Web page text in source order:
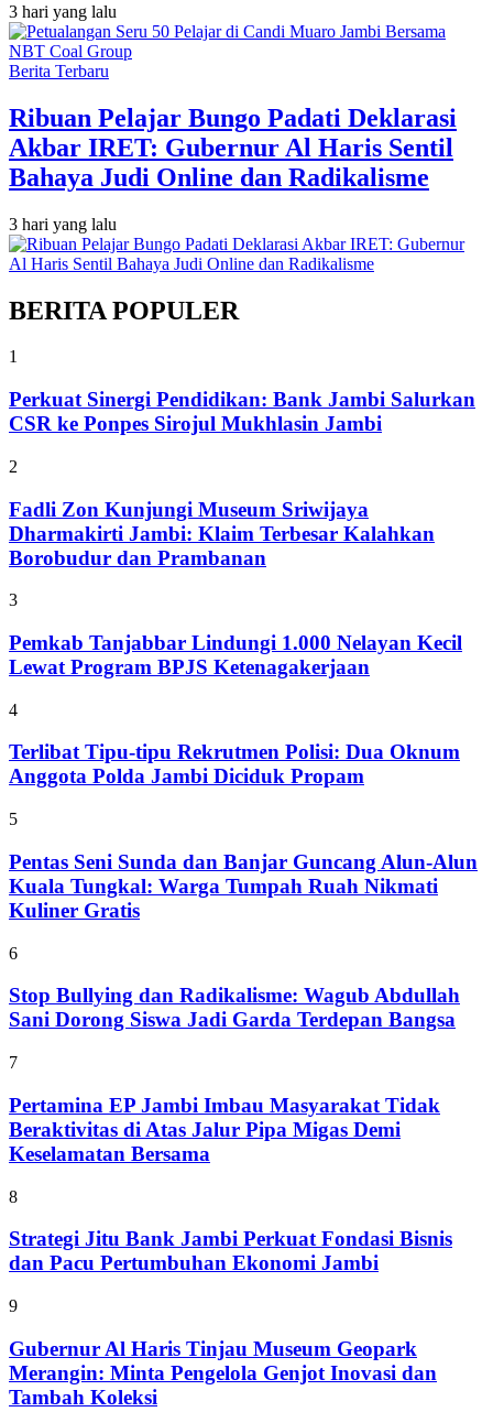
3 hari yang lalu
Berita Terbaru
Ribuan Pelajar Bungo Padati Deklarasi
Akbar IRET: Gubernur Al Haris Sentil
Bahaya Judi Online dan Radikalisme
3 hari yang lalu
BERITA POPULER
1
Perkuat Sinergi Pendidikan: Bank Jambi Salurkan
CSR ke Ponpes Sirojul Mukhlasin Jambi
2
Fadli Zon Kunjungi Museum Sriwijaya
Dharmakirti Jambi: Klaim Terbesar Kalahkan
Borobudur dan Prambanan
3
Pemkab Tanjabbar Lindungi 1.000 Nelayan Kecil
Lewat Program BPJS Ketenagakerjaan
4
Terlibat Tipu-tipu Rekrutmen Polisi: Dua Oknum
Anggota Polda Jambi Diciduk Propam
5
Pentas Seni Sunda dan Banjar Guncang Alun-Alun
Kuala Tungkal: Warga Tumpah Ruah Nikmati
Kuliner Gratis
6
Stop Bullying dan Radikalisme: Wagub Abdullah
Sani Dorong Siswa Jadi Garda Terdepan Bangsa
7
Pertamina EP Jambi Imbau Masyarakat Tidak
Beraktivitas di Atas Jalur Pipa Migas Demi
Keselamatan Bersama
8
Strategi Jitu Bank Jambi Perkuat Fondasi Bisnis
dan Pacu Pertumbuhan Ekonomi Jambi
9
Gubernur Al Haris Tinjau Museum Geopark
Merangin: Minta Pengelola Genjot Inovasi dan
Tambah Koleksi